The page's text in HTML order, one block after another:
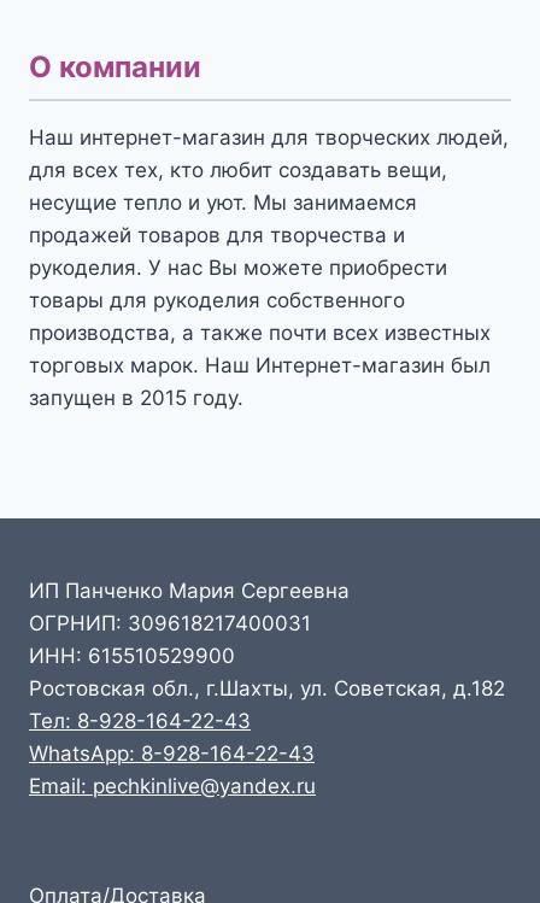
О компании
Наш интернет-магазин для творческих людей,
для всех тех, кто любит создавать вещи,
несущие тепло и уют. Мы занимаемся
продажей товаров для творчества и
рукоделия. У нас Вы можете приобрести
товары для рукоделия собственного
производства, а также почти всех известных
торговых марок. Наш Интернет-магазин был
запущен в 2015 году.
ИП Панченко Мария Сергеевна
ОГРНИП: 309618217400031
ИНН: 615510529900
Ростовская обл., г.Шахты, ул. Советская, д.182
Тел: 8-928-164-22-43
WhatsApp: 8-928-164-22-43
Email: pechkinlive@yandex.ru
Оплата/Доставка